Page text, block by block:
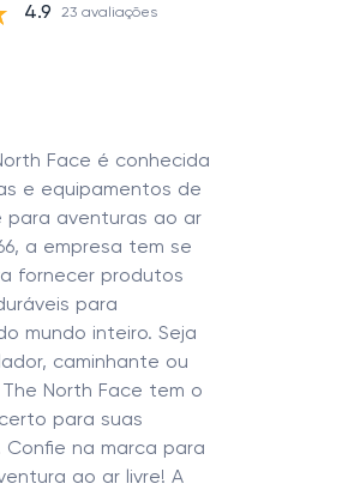
4.9 23 avaliações
Face é conhecida
e equipamentos de
para aventuras ao ar
a empresa tem se
fornecer produtos
para
mundo inteiro. Seja
caminhante ou
North Face tem o
para suas
Confie na marca para
ao ar livre! A